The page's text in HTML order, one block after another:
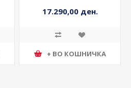
17.290,00 ден.
+ ВО КОШНИЧКА